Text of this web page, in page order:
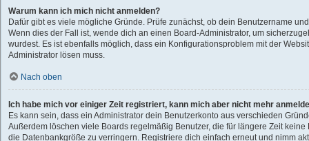
Warum kann ich mich nicht anmelden?
Dafür gibt es viele mögliche Gründe. Prüfe zunächst, ob dein Benutzername
Wenn dies der Fall ist, wende dich an einen Board-Administrator, um
wurdest. Es ist ebenfalls möglich, dass ein Konfigurationsproblem mit der
Administrator lösen muss.
Nach oben
Ich habe mich vor einiger Zeit registriert, kann mich aber nicht mehr
Es kann sein, dass ein Administrator dein Benutzerkonto aus verschieden
Außerdem löschen viele Boards regelmäßig Benutzer, die für längere Zeit
die Datenbankgröße zu verringern. Registriere dich einfach erneut und nimm